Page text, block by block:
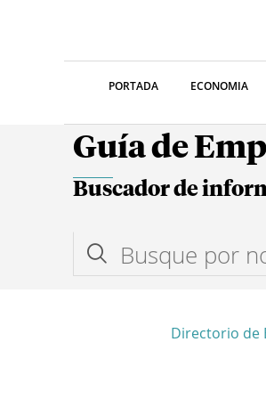
PORTADA ECONOMIA
Guía de
Buscador de
Directorio de